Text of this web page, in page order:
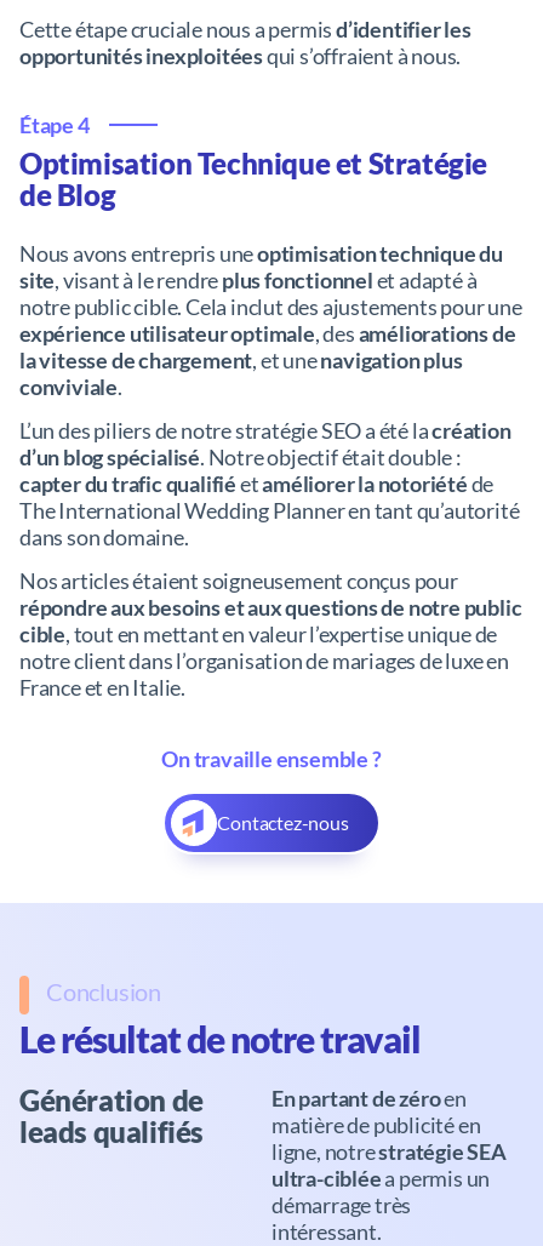
Cette étape cruciale nous a permisd’identifier les
opportunités inexploitéesqui s’offraient à nous.
Étape 4
Optimisation Technique et Stratégie
de Blog
Nous avons entrepris uneoptimisation technique du
site, visant à le rendreplus fonctionnelet adapté à
notre public cible. Cela inclut des ajustements pour une
expérience utilisateur optimale, desaméliorations de
la vitesse de chargement, et unenavigation plus
conviviale.
L’un des piliers de notre stratégie SEO a été lacréation
d’un blog spécialisé. Notre objectif était double :
capter du trafic qualifiéetaméliorer la notoriétéde
The International Wedding Planner en tant qu’autorité
dans son domaine.
Nos articles étaient soigneusement conçus pour
répondre aux besoins et aux questions de notre public
cible, tout en mettant en valeur l’expertise unique de
notre client dans l’organisation de mariages de luxe en
France et en Italie.
On travaille ensemble ?
Contactez-nous
Conclusion
Le résultat de notre travail
Génération de
leads qualifiés
En partant de zéroen
matière de publicité en
ligne, notrestratégie SEA
ultra-cibléea permis un
démarrage très
intéressant.